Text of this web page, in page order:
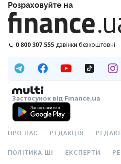
Розраховуйте на
0 800 307 555 дзвінки безкоштовні
Застосунок від Finance.ua
ПРО НАС РЕДАКЦІЯ
ПОЛІТИКА ШІ ЕКСПЕРТИ